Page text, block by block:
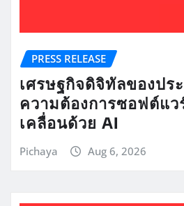
PRESS RELEASE
เศรษฐกิจดิจิทัลของปร
ความต้องการซอฟต์แ
เคลื่อนด้วย AI
Pichaya Aug 6, 2026